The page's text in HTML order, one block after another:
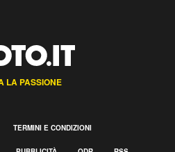
LA PASSIONE
TERMINI E CONDIZIONI